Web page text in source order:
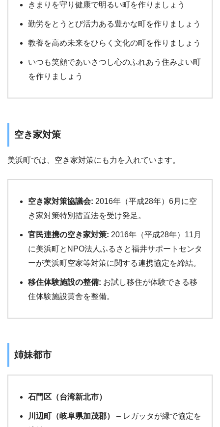
きまりを守り健康で明るい町を作りましょう
勤労をとうとび活力ある豊かな町を作りましょう
教養を高め未来をひらく文化の町を作りましょう
いつも笑顔であいさつし心のふれあう住みよい町
を作りましょう
空き家対策
美浜町では、空き家対策にも力を入れています。
空き家対策協議会: 2016年（平成28年）6月に空
き家対策特別措置法を受け発足。
官民連携の空き家対策: 2016年（平成28年）11月
に美浜町とNPO法人ふるさと福井サポートセンタ
ーが美浜町空家等対策に関する連携協定を締結。
移住体験施設の整備: お試し移住が体験できる移
住体験施設黄舎を整備。
姉妹都市
石門区（台湾新北市）
川辺町（岐阜県加茂郡）
– レガッタが縁で協定を